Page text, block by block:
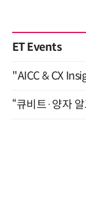
ET Events
"AICC & CX